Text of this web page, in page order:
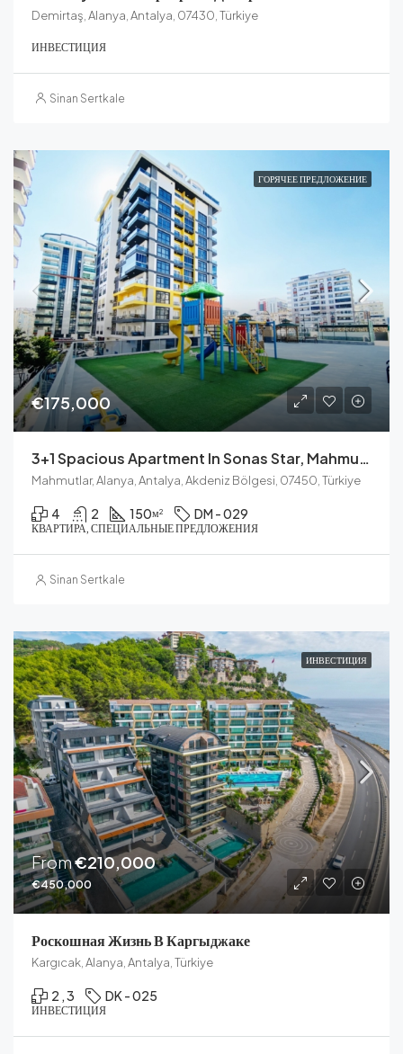
Demirtaş, Alanya, Antalya, 07430, Türkiye
ИНВЕСТИЦИЯ
Sinan Sertkale
ГОРЯЧЕЕ ПРЕДЛОЖЕНИЕ
€175,000
3+1 Spacious Apartment In Sonas Star, Mahmutlar
Mahmutlar, Alanya, Antalya, Akdeniz Bölgesi, 07450, Türkiye
4 2 150м² DM - 029
КВАРТИРА, СПЕЦИАЛЬНЫЕ ПРЕДЛОЖЕНИЯ
Sinan Sertkale
ИНВЕСТИЦИЯ
From€210,000
€450,000
Роскошная Жизнь В Каргыджаке
Kargıcak, Alanya, Antalya, Türkiye
2 , 3 DK - 025
ИНВЕСТИЦИЯ